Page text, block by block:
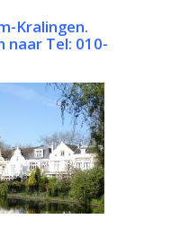
Kralingen.
naar Tel: 010-